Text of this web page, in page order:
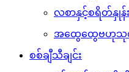
လစာနှင့်စရိတ်နှုန်
အထွေထွေဗဟု
စစ်ချီသီချင်း